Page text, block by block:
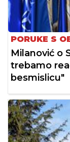
PORUKE S
Milanović o
trebamo
besmislicu"